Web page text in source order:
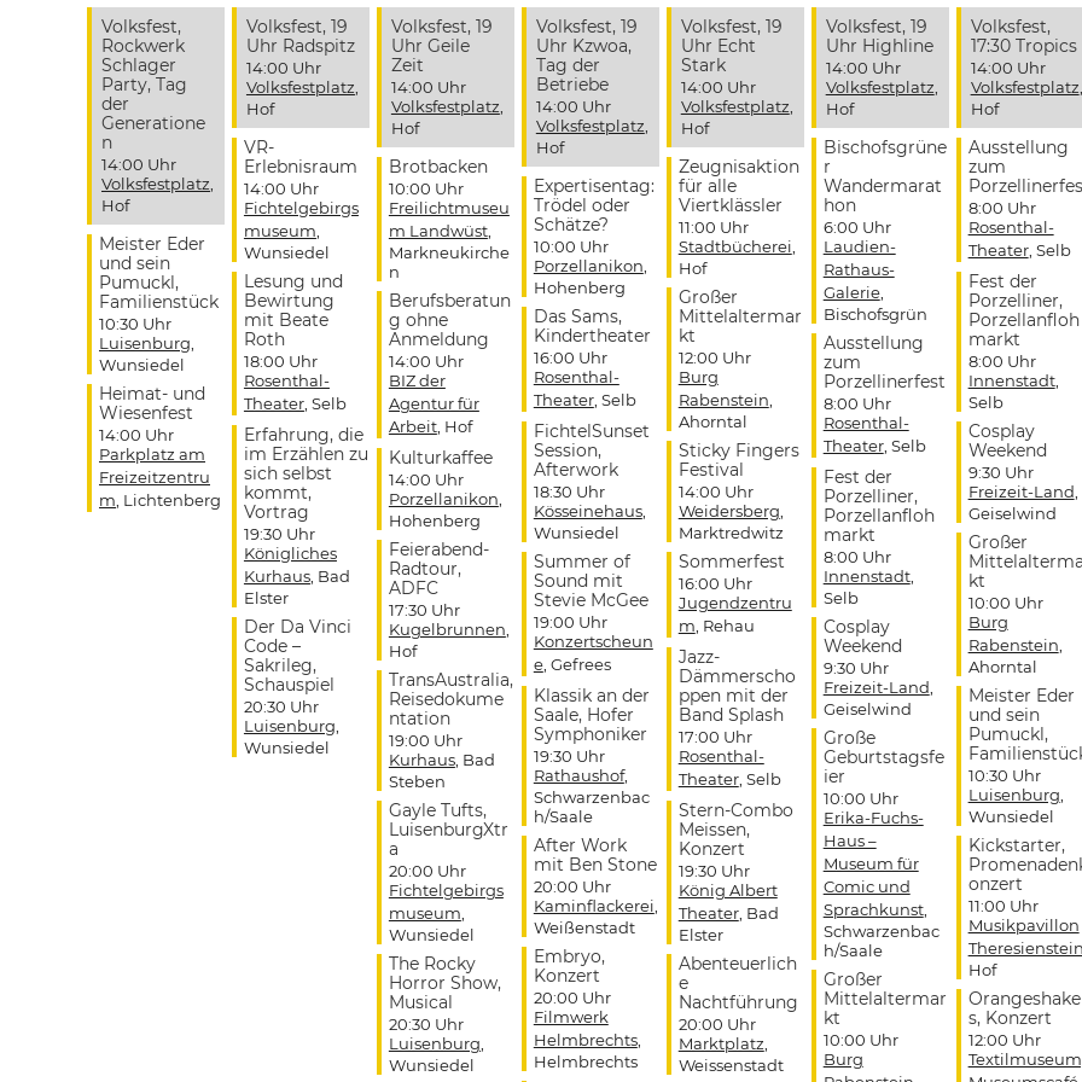
Volksfest,
Rockwerk
Schlager
Party, Tag
der
Generatione
n
14:00 Uhr
Volksfestplatz,
Hof
Meister Eder
und sein
Pumuckl,
Familienstück
10:30 Uhr
Luisenburg,
Wunsiedel
Heimat- und
Wiesenfest
14:00 Uhr
Parkplatz am
Freizeitzentru
m, Lichtenberg
Volksfest, 19
Uhr Radspitz
14:00 Uhr
Volksfestplatz,
Hof
VR-
Erlebnisraum
14:00 Uhr
Fichtelgebirgs
museum,
Wunsiedel
Lesung und
Bewirtung
mit Beate
Roth
18:00 Uhr
Rosenthal-
Theater, Selb
Erfahrung, die
im Erzählen zu
sich selbst
kommt,
Vortrag
19:30 Uhr
Königliches
Kurhaus, Bad
Elster
Der Da Vinci
Code –
Sakrileg,
Schauspiel
20:30 Uhr
Luisenburg,
Wunsiedel
Volksfest, 19
Uhr Geile
Zeit
14:00 Uhr
Volksfestplatz,
Hof
Brotbacken
10:00 Uhr
Freilichtmuseu
m Landwüst,
Markneukirche
n
Berufsberatun
g ohne
Anmeldung
14:00 Uhr
BIZ der
Agentur für
Arbeit, Hof
Kulturkaffee
14:00 Uhr
Porzellanikon,
Hohenberg
Feierabend-
Radtour,
ADFC
17:30 Uhr
Kugelbrunnen,
Hof
TransAustralia,
Reisedokume
ntation
19:00 Uhr
Kurhaus, Bad
Steben
Gayle Tufts,
LuisenburgXtr
a
20:00 Uhr
Fichtelgebirgs
museum,
Wunsiedel
The Rocky
Horror Show,
Musical
20:30 Uhr
Luisenburg,
Wunsiedel
Volksfest, 19
Uhr Kzwoa,
Tag der
Betriebe
14:00 Uhr
Volksfestplatz,
Hof
Expertisentag:
Trödel oder
Schätze?
10:00 Uhr
Porzellanikon,
Hohenberg
Das Sams,
Kindertheater
16:00 Uhr
Rosenthal-
Theater, Selb
FichtelSunset
Session,
Afterwork
18:30 Uhr
Kösseinehaus,
Wunsiedel
Summer of
Sound mit
Stevie McGee
19:00 Uhr
Konzertscheun
e, Gefrees
Klassik an der
Saale, Hofer
Symphoniker
19:30 Uhr
Rathaushof,
Schwarzenbac
h/Saale
After Work
mit Ben Stone
20:00 Uhr
Kaminflackerei,
Weißenstadt
Embryo,
Konzert
20:00 Uhr
Filmwerk
Helmbrechts,
Helmbrechts
Volksfest, 19
Uhr Echt
Stark
14:00 Uhr
Volksfestplatz,
Hof
Zeugnisaktion
für alle
Viertklässler
11:00 Uhr
Stadtbücherei,
Hof
Großer
Mittelaltermar
kt
12:00 Uhr
Burg
Rabenstein,
Ahorntal
Sticky Fingers
Festival
14:00 Uhr
Weidersberg,
Marktredwitz
Sommerfest
16:00 Uhr
Jugendzentru
m, Rehau
Jazz-
Dämmerscho
ppen mit der
Band Splash
17:00 Uhr
Rosenthal-
Theater, Selb
Stern-Combo
Meissen,
Konzert
19:30 Uhr
König Albert
Theater, Bad
Elster
Abenteuerlich
e
Nachtführung
20:00 Uhr
Marktplatz,
Weissenstadt
Volksfest, 19
Uhr Highline
14:00 Uhr
Volksfestplatz,
Hof
Bischofsgrüne
r
Wandermarat
hon
6:00 Uhr
Laudien-
Rathaus-
Galerie,
Bischofsgrün
Ausstellung
zum
Porzellinerfest
8:00 Uhr
Rosenthal-
Theater, Selb
Fest der
Porzelliner,
Porzellanfloh
markt
8:00 Uhr
Innenstadt,
Selb
Cosplay
Weekend
9:30 Uhr
Freizeit-Land,
Geiselwind
Große
Geburtstagsfe
ier
10:00 Uhr
Erika-Fuchs-
Haus –
Museum für
Comic und
Sprachkunst,
Schwarzenbac
h/Saale
Großer
Mittelaltermar
kt
10:00 Uhr
Burg
Volksfest,
17:30 Tropics
14:00 Uhr
Volksfestplatz,
Hof
Ausstellung
zum
8:00 Uhr
Rosenthal-
Theater, Selb
Fest der
Porzelliner,
Porzellanfloh
markt
8:00 Uhr
Innenstadt,
Selb
Cosplay
Weekend
9:30 Uhr
Freizeit-Land,
Geiselwind
Großer
kt
10:00 Uhr
Burg
Rabenstein,
Ahorntal
Meister Eder
und sein
Pumuckl,
10:30 Uhr
Luisenburg,
Wunsiedel
Kickstarter,
onzert
11:00 Uhr
Musikpavillon
Hof
s, Konzert
12:00 Uhr